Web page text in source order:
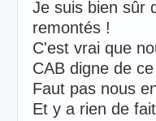
Je suis bien sûr
remontés !
C'est vrai que
CAB digne de
Faut pas nous
Et y a rien de